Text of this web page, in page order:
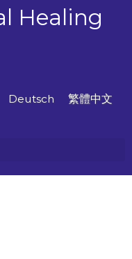
Healing
Deutsch 繁體中文